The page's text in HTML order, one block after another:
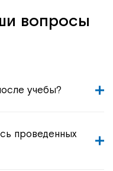
вопросы
учебы?
проведенных